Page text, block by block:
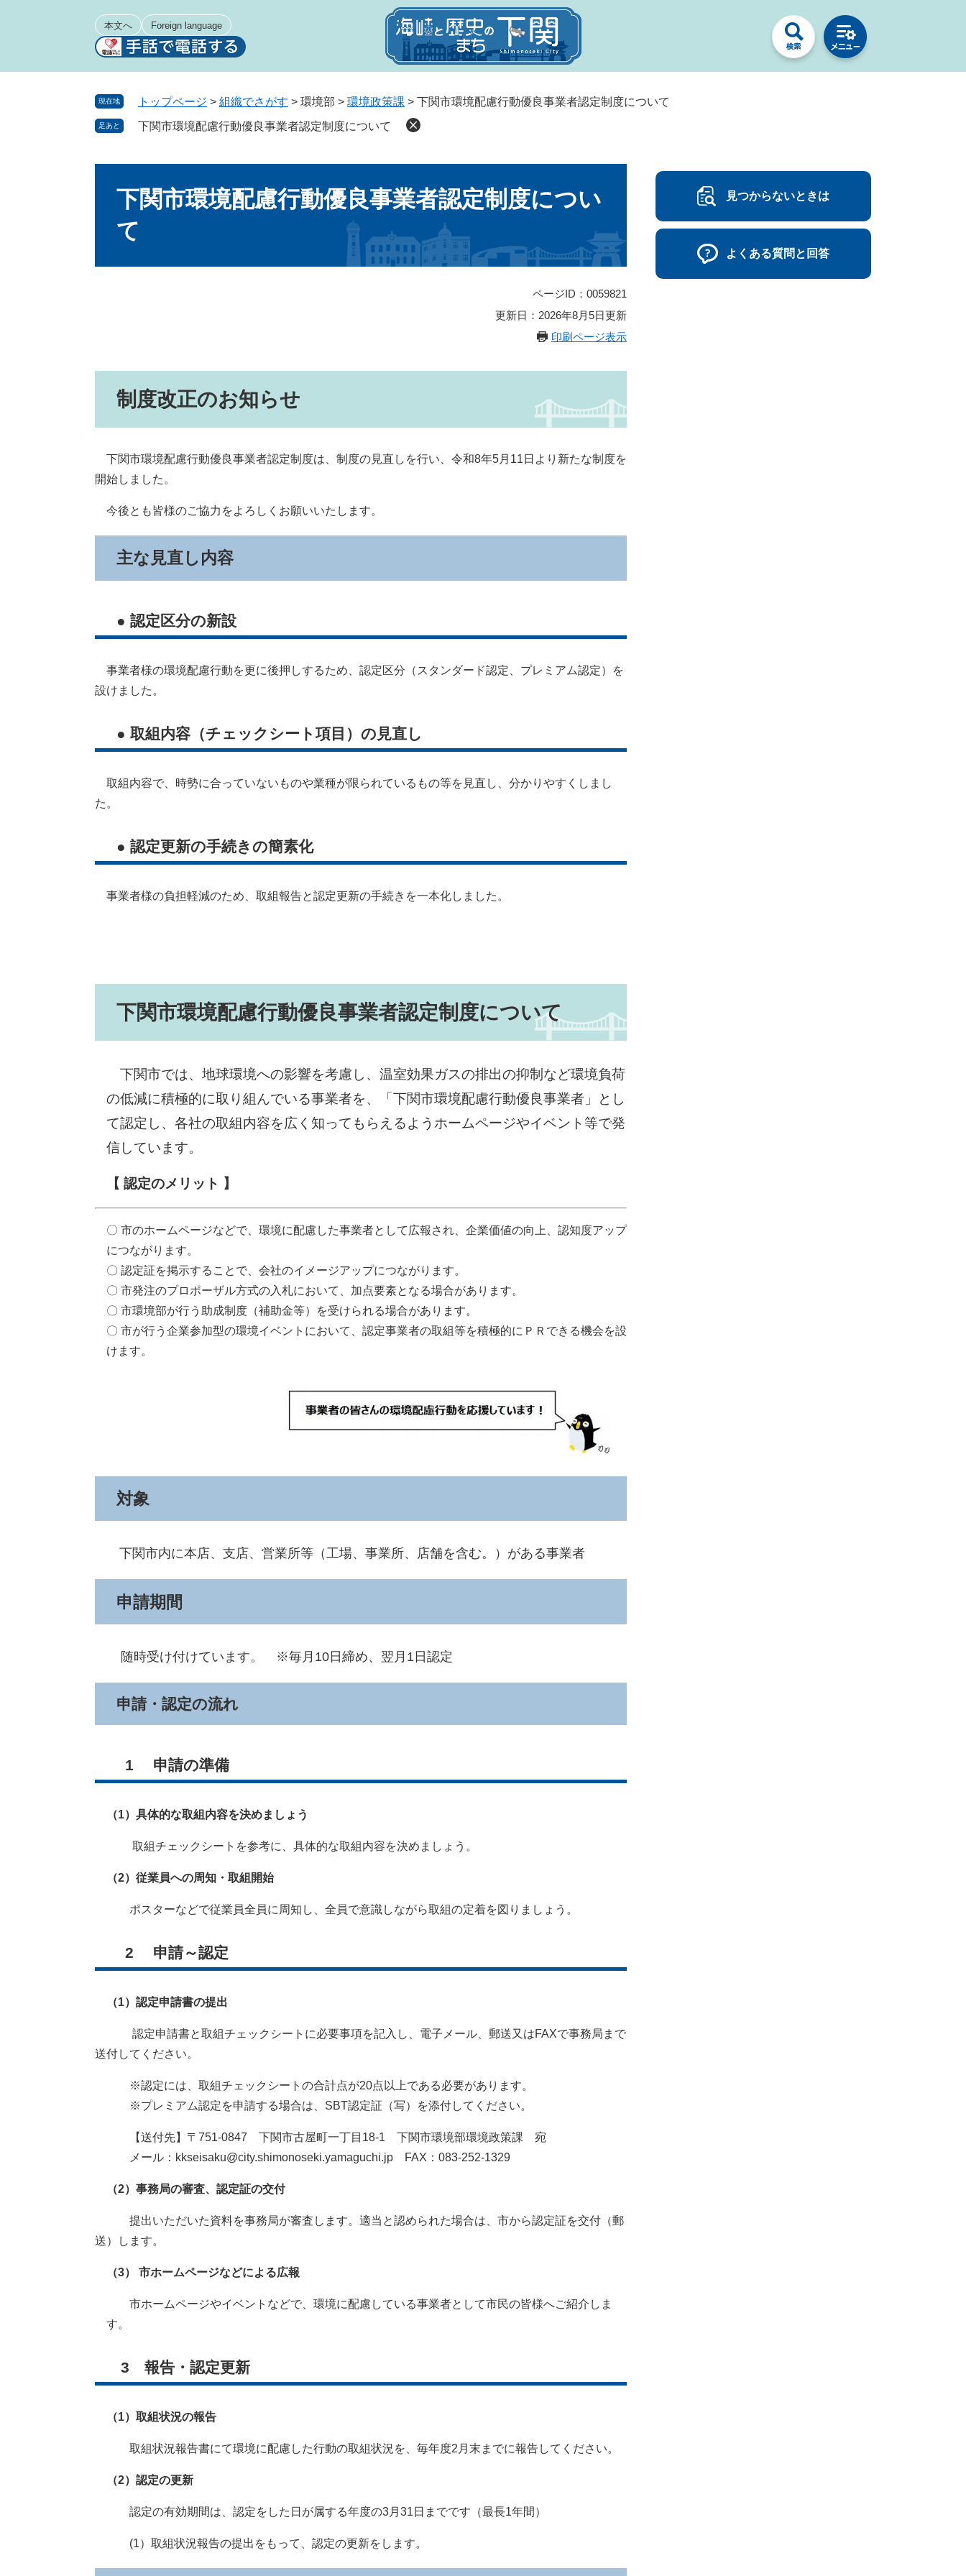
本文へ Foreign language
現在地 トップページ > 組織でさがす > 環境部 > 環境政策課 > 下関市環境配慮行動優良事業者認定制度について
足あと 下関市環境配慮行動優良事業者認定制度について
下関市環境配慮行動優良事業者認定制度につい
て
ページID：0059821
更新日：2026年8月5日更新
印刷ページ表示
制度改正のお知らせ
下関市環境配慮行動優良事業者認定制度は、制度の見直しを行い、令和8年5月11日より新たな制度を
開始しました。
今後とも皆様のご協力をよろしくお願いいたします。
主な見直し内容
● 認定区分の新設
事業者様の環境配慮行動を更に後押しするため、認定区分（スタンダード認定、プレミアム認定）を
設けました。
● 取組内容（チェックシート項目）の見直し
取組内容で、時勢に合っていないものや業種が限られているもの等を見直し、分かりやすくしまし
た。
● 認定更新の手続きの簡素化
事業者様の負担軽減のため、取組報告と認定更新の手続きを一本化しました。
下関市環境配慮行動優良事業者認定制度について
下関市では、地球環境への影響を考慮し、温室効果ガスの排出の抑制など環境負荷
の低減に積極的に取り組んでいる事業者を、「下関市環境配慮行動優良事業者」とし
て認定し、各社の取組内容を広く知ってもらえるようホームページやイベント等で発
信しています。
【 認定のメリット 】
〇 市のホームページなどで、環境に配慮した事業者として広報され、企業価値の向上、認知度アップ
につながります。
〇 認定証を掲示することで、会社のイメージアップにつながります。
〇 市発注のプロポーザル方式の入札において、加点要素となる場合があります。
〇 市環境部が行う助成制度（補助金等）を受けられる場合があります。
〇 市が行う企業参加型の環境イベントにおいて、認定事業者の取組等を積極的にＰＲできる機会を設
けます。​
対象
下関市内に本店、支店、営業所等（工場、事業所、店舗を含む。）がある事業者
申請期間
随時受け付けています。 ※毎月10日締め、翌月1日認定
申請・認定の流れ
1 申請の準備
（1）具体的な取組内容を決めましょう
取組チェックシートを参考に、具体的な取組内容を決めましょう。
（2）従業員への周知・取組開始
ポスターなどで従業員全員に周知し、全員で意識しながら取組の定着を図りましょう。
2 申請～認定
（1）認定申請書の提出
認定申請書と取組チェックシートに必要事項を記入し、電子メール、郵送又はFAXで事務局まで
送付してください。
※認定には、取組チェックシートの合計点が20点以上である必要があります。
※プレミアム認定を申請する場合は、SBT認定証（写）を添付してください。
【送付先】〒751-0847 下関市古屋町一丁目18-1 下関市環境部環境政策課 宛
メール：kkseisaku@city.shimonoseki.yamaguchi.jp FAX：083-252-1329
（2）事務局の審査、認定証の交付
提出いただいた資料を事務局が審査します。適当と認められた場合は、市から認定証を交付（郵
送）します。
（3） 市ホームページなどによる広報
市ホームページやイベントなどで、環境に配慮している事業者として市民の皆様へご紹介しま
す。
3 報告・認定更新
（1） 取組状況の報告
取組状況報告書にて環境に配慮した行動の取組状況を、毎年度2月末までに報告してください。
（2）認定の更新
認定の有効期間は、認定をした日が属する年度の3月31日までです（最長1年間）
(1）取組状況報告の提出をもって、認定の更新をします。
見つからないときは
よくある質問と回答